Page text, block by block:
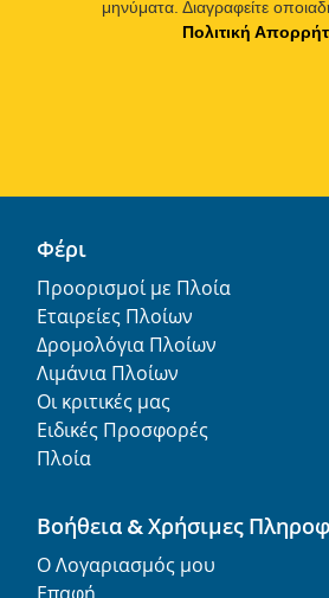
μηνύματα. Διαγραφείτε
Πολιτική
Φέρι
Προορισμοί με Πλοία
Εταιρείες Πλοίων
Δρομολόγια Πλοίων
Λιμάνια Πλοίων
Οι κριτικές μας
Ειδικές Προσφορές
Πλοία
Βοήθεια & Χρήσιμες
Ο Λογαριασμός μου